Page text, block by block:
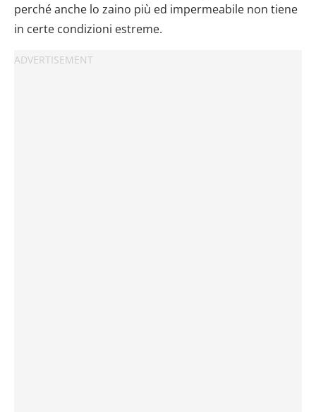
perché anche lo zaino più ed impermeabile non tiene
in certe condizioni estreme.